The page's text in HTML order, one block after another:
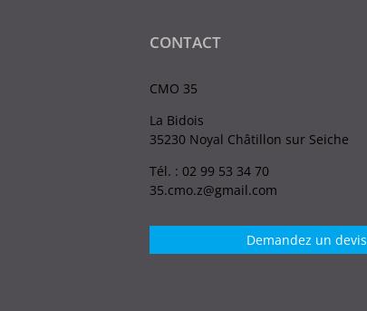
CONTACT
CMO 35
La Bidois
35230 Noyal Châtillon sur Seiche
Tél. : 02 99 53 34 70
35.cmo.z@gmail.com
Demandez un devis